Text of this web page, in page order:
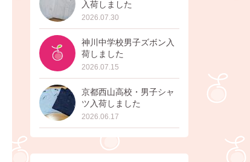
入荷しました
2026.07.30
神川中学校男子ズボン入
荷しました
2026.07.15
京都西山高校・男子シャ
ツ入荷しました
2026.06.17